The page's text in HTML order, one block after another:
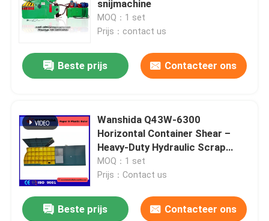
snijmachine
MOQ：1 set
Prijs：contact us
Beste prijs Contacteer ons
Wanshida Q43W-6300
Horizontal Container Shear –
Heavy-Duty Hydraulic Scrap
Metal Shear for Industrial
Recycling
MOQ：1 set
Prijs：Contact us
Beste prijs Contacteer ons